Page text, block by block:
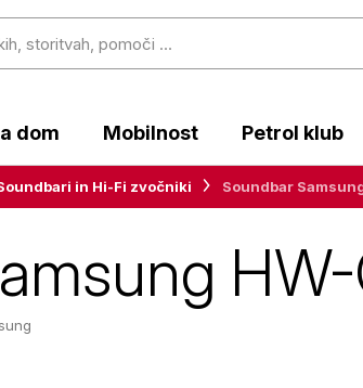
dom Mobilnost Petrol klub
in Hi-Fi zvočniki Soundbar